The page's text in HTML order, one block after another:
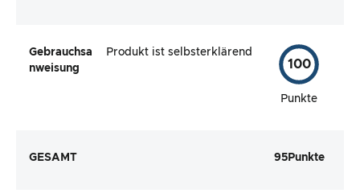
Gebrauchsa
nweisung
Produkt ist selbsterklärend
100
Punkte
GESAMT 95Punkte